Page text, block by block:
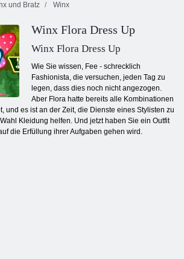
und Bratz Winx
Winx Flora Dress Up
Winx Flora Dress Up
Wie Sie wissen, Fee - schrecklich
Fashionista, die versuchen, jeden Tag zu
legen, dass dies noch nicht angezogen.
Aber Flora hatte bereits alle Kombinationen
und es ist an der Zeit, die Dienste eines Stylisten zu
Kleidung helfen. Und jetzt haben Sie ein Outfit
die Erfüllung ihrer Aufgaben gehen wird.